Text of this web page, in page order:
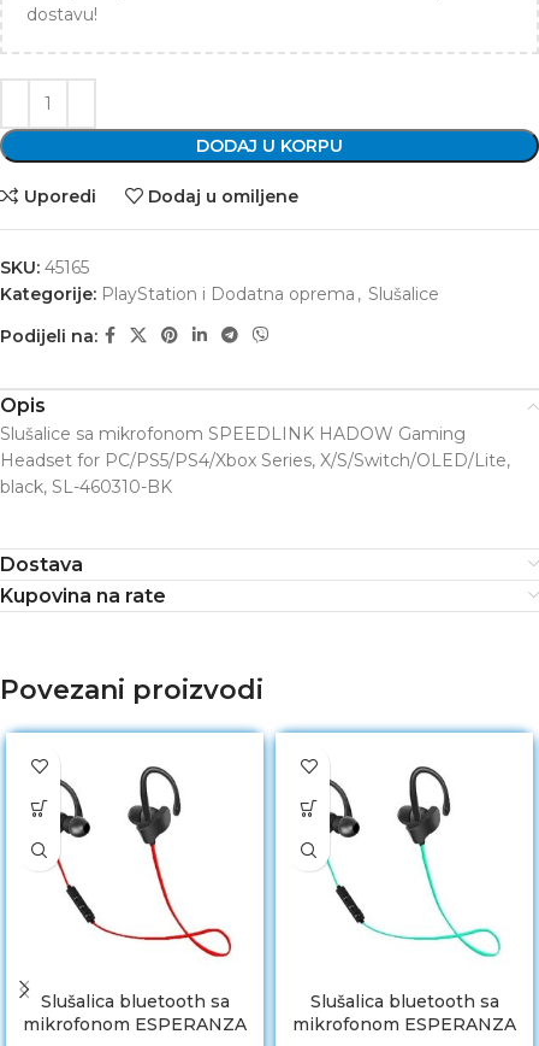
dostavu!
DODAJ U KORPU
Uporedi Dodaj u omiljene
SKU: 45165
Kategorije: PlayStation i Dodatna oprema , Slušalice
Podijeli na:
Opis
Slušalice sa mikrofonom SPEEDLINK HADOW Gaming
Headset for PC/PS5/PS4/Xbox Series, X/S/Switch/OLED/Lite,
black, SL-460310-BK
Dostava
Kupovina na rate
Povezani proizvodi
Slušalica bluetooth sa
mikrofonom ESPERANZA
Slušalica bluetooth sa
mikrofonom ESPERANZA